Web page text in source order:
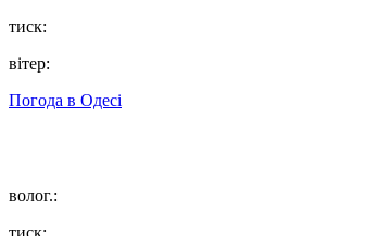
тиск:
вітер:
Погода в Одесі
волог.:
тиск: